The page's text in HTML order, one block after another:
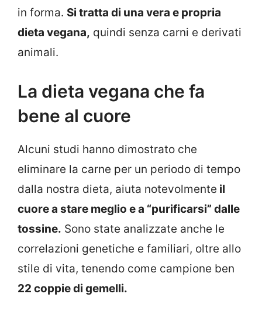
in forma. Si tratta di una vera e propria
dieta vegana, quindi senza carni e derivati
animali.
La dieta vegana che fa
bene al cuore
Alcuni studi hanno dimostrato che
eliminare la carne per un periodo di tempo
dalla nostra dieta, aiuta notevolmente il
cuore a stare meglio e a “purificarsi” dalle
tossine. Sono state analizzate anche le
correlazioni genetiche e familiari, oltre allo
stile di vita, tenendo come campione ben
22 coppie di gemelli.